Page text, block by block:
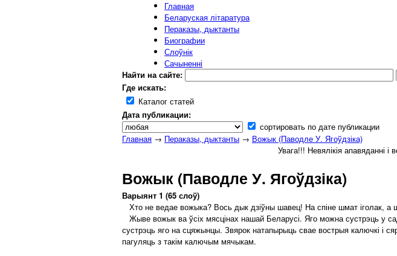
Главная
Беларуская літаратура
Пераказы, дыктанты
Биографии
Слоўнік
Сачыненні
Найти на сайте:
Где искать:
Каталог статей
Дата публикации:
сортировать по дате публикации
Главная → Пераказы, дыктанты → Вожык (Паводле У. Ягоўдзіка)
Увага!!! Невялікія апавяданні
Вожык (Паводле У. Ягоўдзіка)
Варыянт 1 (65 слоў)
Хто не ведае вожыка? Вось дык дзіўны шавец! На спіне шмат іголак, а
Жыве вожык ва ўсіх мясцінах нашай Беларусі. Яго можна сустрэць у
сустрэць яго на сцяжынцы. Звярок натапырыць свае вострыя калючкі і
пагуляць з такім калючым мячыкам.